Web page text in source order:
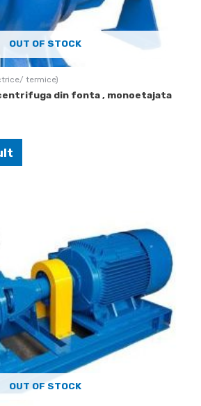
OUT OF STOCK
termice)
din fonta , monoetajata
OUT OF STOCK